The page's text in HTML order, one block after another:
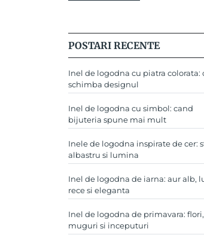
POSTARI RECENTE
Inel de logodna cu piatra colorata:
schimba designul
Inel de logodna cu simbol: cand
bijuteria spune mai mult
Inele de logodna inspirate de cer:
albastru si lumina
Inel de logodna de iarna: aur alb,
rece si eleganta
Inel de logodna de primavara: flori,
muguri si inceputuri